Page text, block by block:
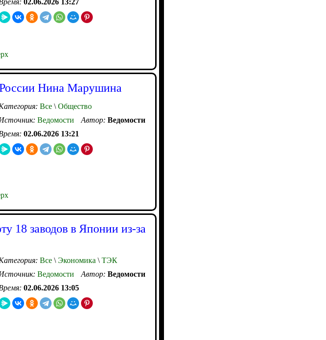
России Нина Марушина
Все \ Общество
Ведомости Автор: Ведомости
02.06.2026 13:21
18 заводов в Японии из-за
Все \ Экономика \ ТЭК
Ведомости Автор: Ведомости
02.06.2026 13:05